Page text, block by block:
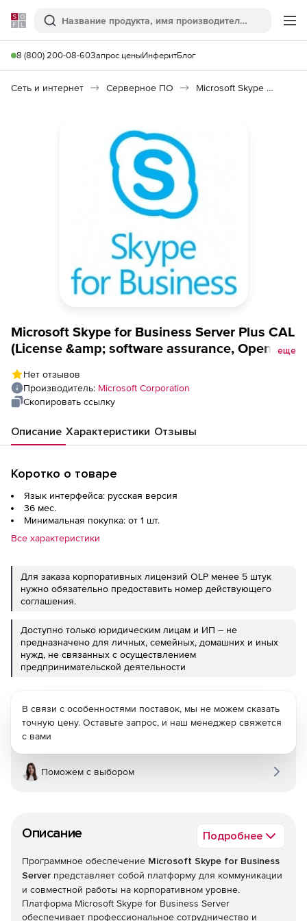
Softline
Поиск
8 (800) 200-08-60Запрос ценыИнферитБлог
Сеть и интернет Серверное ПО Microsoft Skype for Business Server
Microsoft Skype for Business Server Plus CAL
(License &amp; software assurance, Open
Year Acquired Year 1, for Enterprise CAL All
Languages
еще
Нет отзывов
Производитель: Microsoft Corporation
Скопировать ссылку
Описание Характеристики Отзывы
Коротко о товаре
Язык интерфейса: русская версия
36 мес.
Минимальная покупка: от 1 шт.
Все характеристики
Для заказа корпоративных лицензий OLP менее 5 штук
нужно обязательно предоставить номер действующего
соглашения.
Доступно только юридическим лицам и ИП – не
предназначено для личных, семейных, домашних и иных
нужд, не связанных с осуществлением
предпринимательской деятельности
Описание Подробнее
Программное обеспечение Microsoft Skype for Business
Server представляет собой платформу для коммуникации
и совместной работы на корпоративном уровне.
Платформа Microsoft Skype for Business Server
обеспечивает профессиональное сотрудничество и
В связи с особенностями поставок, мы не можем сказать
точную цену. Оставьте запрос, и наш менеджер свяжется
с вами
Поможем с выбором